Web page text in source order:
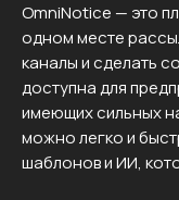
OmniNotice — это
одном месте
каналы и сделать
доступна для
имеющих сильных
можно легко и
шаблонов и ИИ,